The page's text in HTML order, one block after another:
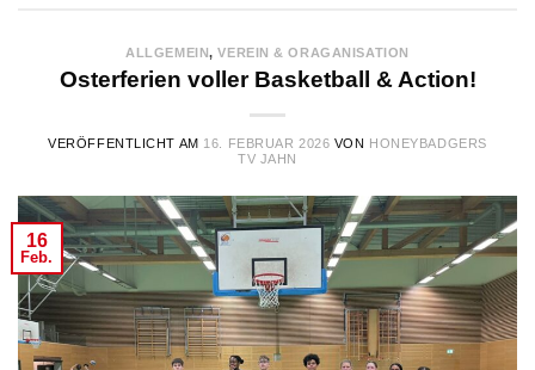
ALLGEMEIN,VEREIN & ORAGANISATION
Osterferien voller Basketball & Action!
VERÖFFENTLICHT AM 16. FEBRUAR 2026 VON
HONEYBADGERS
TV JAHN
16
Feb.